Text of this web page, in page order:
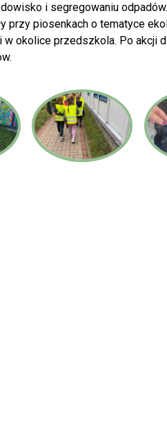
i segregowaniu
przy piosenkach o tematyce
okolice przedszkola. Po akcji